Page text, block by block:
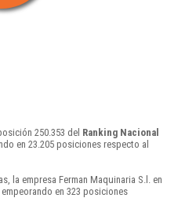
250.353 del Ranking Nacional
en 23.205 posiciones respecto al
la empresa Ferman Maquinaria S.l. en
en 323 posiciones